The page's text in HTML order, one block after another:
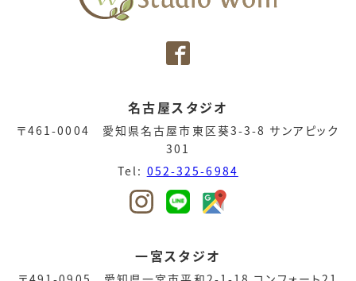
名古屋スタジオ
〒461-0004 愛知県名古屋市東区葵3-3-8 サンアピック
301
Tel: 052-325-6984
一宮スタジオ